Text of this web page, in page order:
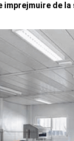
de la